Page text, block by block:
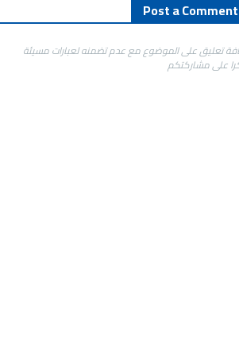
Post a Comment
تعليق على الموضوع مع عدم تضمنه لعبارات مسيئة
على مشاركتكم